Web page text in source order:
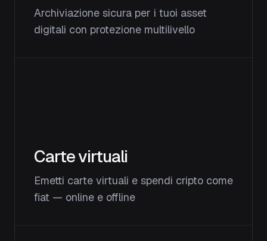
Archiviazione sicura per i tuoi asset
digitali con protezione multilivello
Carte virtuali
Emetti carte virtuali e spendi cripto come
fiat — online e offline